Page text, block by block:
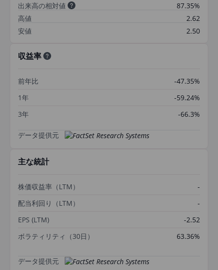
出来高の相対値
87.35%
高値
2.62
安値
2.50
収益率
前年比
-47.35%
1年
-59.24%
3年
-66.3%
データ提供元
主な統計
株価収益率（LTM）
-
配当利回り（LTM）
-
EPS (LTM)
-2.52
ボラティリティ（30日）
63.36%
データ提供元